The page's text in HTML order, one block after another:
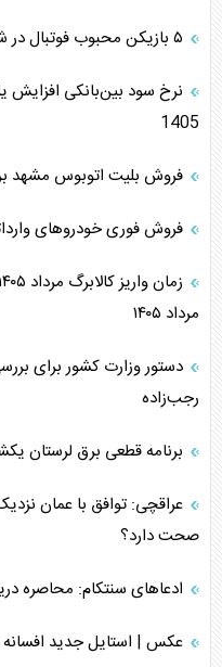
نرخ سود بین‌بانکی افزایش
1405
فروش بلیت اتوبوس مشهد
فروش فوری خودرو‌های
مرداد ۱۴۰۵
دستور وزارت کشور برای
رجب‌زاده
برنامه قطعی برق لرستان یکشنبه ۱۸
صحت دارد؟
ادعا‌های سنتکام: محاصره
عکس | استایل جدید افسانه